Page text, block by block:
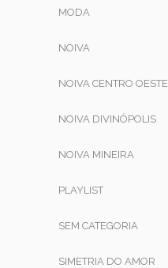
MODA
NOIVA
NOIVA CENTRO OESTE
NOIVA DIVINÓPOLIS
NOIVA MINEIRA
PLAYLIST
SEM CATEGORIA
SIMETRIA DO AMOR